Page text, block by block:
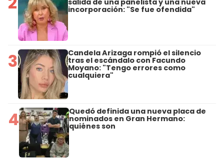
incorporación: "Se fue ofendida"
3 Candela Arizaga rompió el silencio
tras el escándalo con Facundo
Moyano: "Tengo errores como
cualquiera"
4 Quedó definida una nueva placa de
nominados en Gran Hermano:
quiénes son